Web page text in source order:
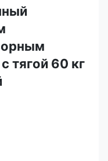
тягой 60 кг